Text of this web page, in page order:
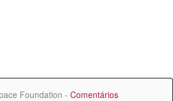
Foundation - Comentários